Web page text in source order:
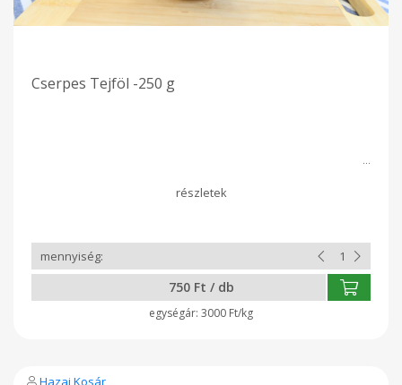
Cserpes Tejföl -250 g
750 Ft / db
3000 Ft/kg
Hazai Kosár